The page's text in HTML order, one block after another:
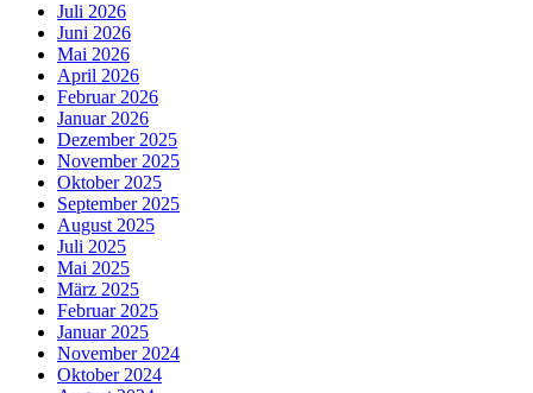
Juli 2026
Juni 2026
Mai 2026
April 2026
Februar 2026
Januar 2026
Dezember 2025
November 2025
Oktober 2025
September 2025
August 2025
Juli 2025
Mai 2025
März 2025
Februar 2025
Januar 2025
November 2024
Oktober 2024